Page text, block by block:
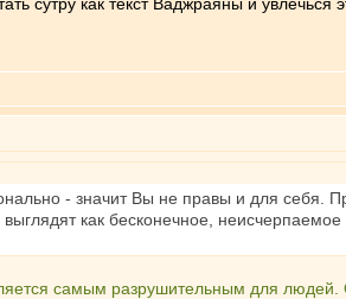
- значит Вы не правы и для себя.
как бесконечное,
самым разрушительным для